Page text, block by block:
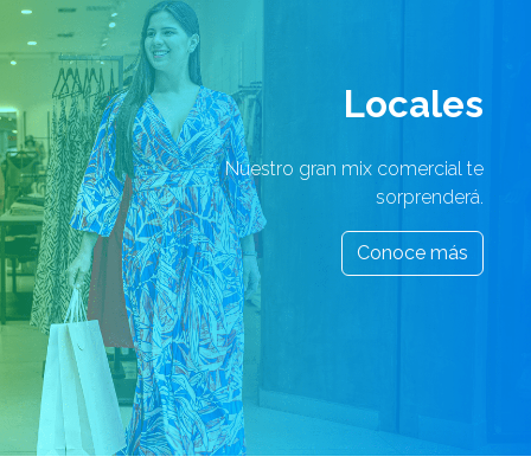
Locales
Nuestro gran mix comercial te
sorprenderá.
Conoce más